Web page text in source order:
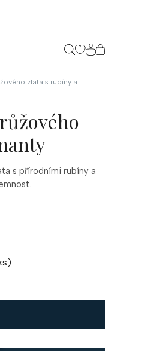
NÁKUPNÍ
KOŠÍK
zlata s rubíny a
s přírodními rubíny a